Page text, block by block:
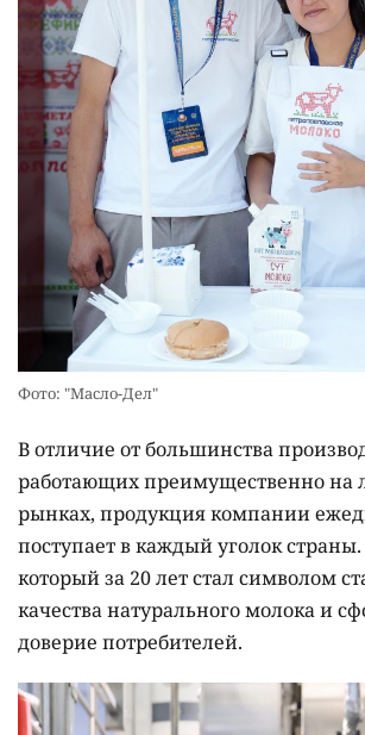
Фото: "Масло-Дел"
В отличие от большинства
работающих преимущественно на
рынках, продукция компании
поступает в каждый уголок
который за 20 лет стал символом
качества натурального молока и
доверие потребителей.